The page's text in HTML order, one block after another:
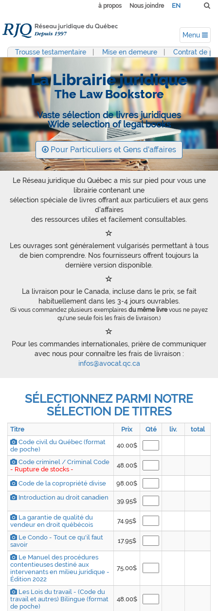
à propos Nous joindre EN
Menu
Trousse testamentaire Mise en demeure Contrat de
La Librairie juridique
The Law Bookstore
Vaste sélection de livres juridiques
Wide selection of legal books
Pour Particuliers et Gens d'affaires
Le Réseau juridique du Québec a mis sur pied pour vous une
librairie contenant une
sélection spéciale de livres offrant aux particuliers et aux gens
d'affaires
des ressources utiles et facilement consultables.
Les ouvrages sont généralement vulgarisés permettant à tous
de bien comprendre. Nos fournisseurs offrent toujours la
dernière version disponible.
La livraison pour le Canada, incluse dans le prix, se fait
habituellement dans les 3-4 jours ouvrables.
(Si vous commandez plusieurs exemplaires du même livrevous ne payez
qu'une seule fois les frais de livraison.)
Pour les commandes internationales, prière de communiquer
avec nous pour connaître les frais de livraison :
infos@avocat.qc.ca
SÉLECTIONNEZ PARMI NOTRE
SÉLECTION DE TITRES
Titre Prix Qté liv.
total
Code civil du Québec (format
de poche)
40.00$
Code criminel / Criminal Code
- Rupture de stocks -
48.00$
Code de la copropriété divise
98.00$
Introduction au droit canadien
39.95$
La garantie de qualité du
vendeur en droit québécois
74.95$
Le Condo - Tout ce qu'il faut
savoir
17.95$
Le Manuel des procédures
contentieuses destiné aux
intervenants en milieu juridique -
Édition 2022
75.00$
Les Lois du travail - (Code du
travail et autres) Bilingue (format
de poche)
48.00$